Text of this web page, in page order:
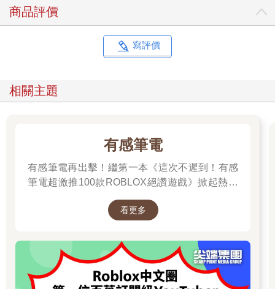
商品評價
寫評價
相關主題
有感筆電
有感筆電再出擊！繼第一本《這次不遲到！有感
筆電超激推100款ROBLOX絕讚遊戲》掀起熱潮
看更多